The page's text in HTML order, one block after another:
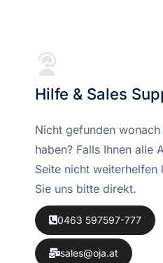
Hilfe & Sales
Nicht gefunden
haben? Falls Ihnen alle
Seite nicht
Sie uns bitte direkt.
0463 597597-777
sales@oja.at